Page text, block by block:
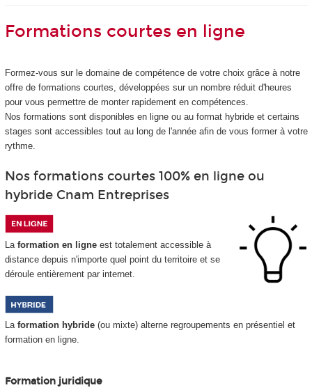
Formations courtes en ligne
Formez-vous sur le domaine de compétence de votre choix grâce à notre
offre de formations courtes, développées sur un nombre réduit d'heures
pour vous permettre de monter rapidement en compétences.
Nos formations sont disponibles en ligne ou au format hybride et certains
stages sont accessibles tout au long de l'année afin de vous former à votre
rythme.
Nos formations courtes 100% en ligne ou
hybride Cnam Entreprises
La formation en ligneest totalement accessible à
distance depuis n'importe quel point du territoire et se
déroule entièrement par internet.
La formation hybride(ou mixte) alterne regroupements en présentiel et
formation en ligne.
Formation juridique